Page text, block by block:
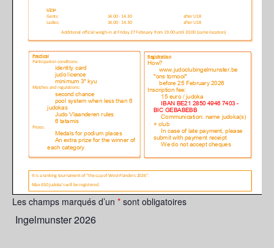
Les champs marqués d’un * sont obligatoires
Ingelmunster 2026